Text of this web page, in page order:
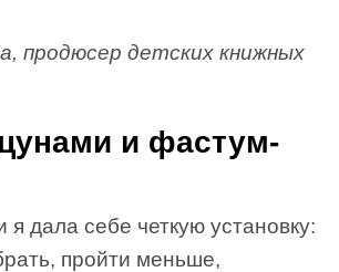
продюсер детских книжных
и фастум-
дала себе четкую установку:
пройти меньше,